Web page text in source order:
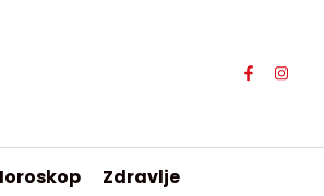
Zdravlje